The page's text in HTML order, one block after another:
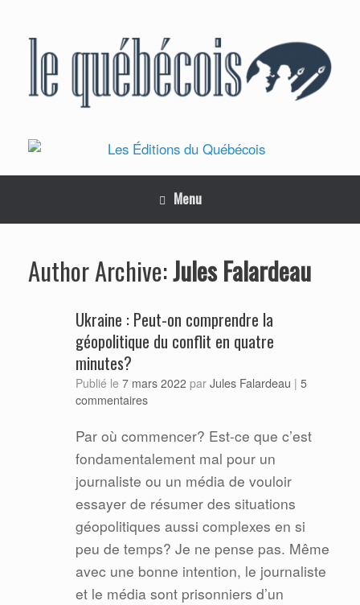
Menu
Author Archive:Jules Falardeau
Ukraine : Peut-on comprendre la
géopolitique du conflit en quatre
minutes?
Publié le 7 mars 2022 par Jules Falardeau | 5
commentaires
Par où commencer? Est-ce que c’est
fondamentalement mal pour un
journaliste ou un média de vouloir
essayer de résumer des situations
géopolitiques aussi complexes en si
peu de temps? Je ne pense pas. Même
avec une bonne intention, le journaliste
et le média sont prisonniers d’un